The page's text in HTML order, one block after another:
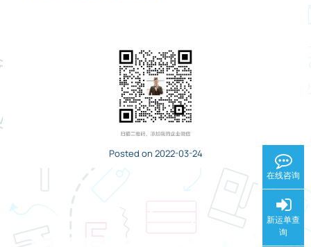
在线咨询
新运单查
询
Posted on 2022-03-24